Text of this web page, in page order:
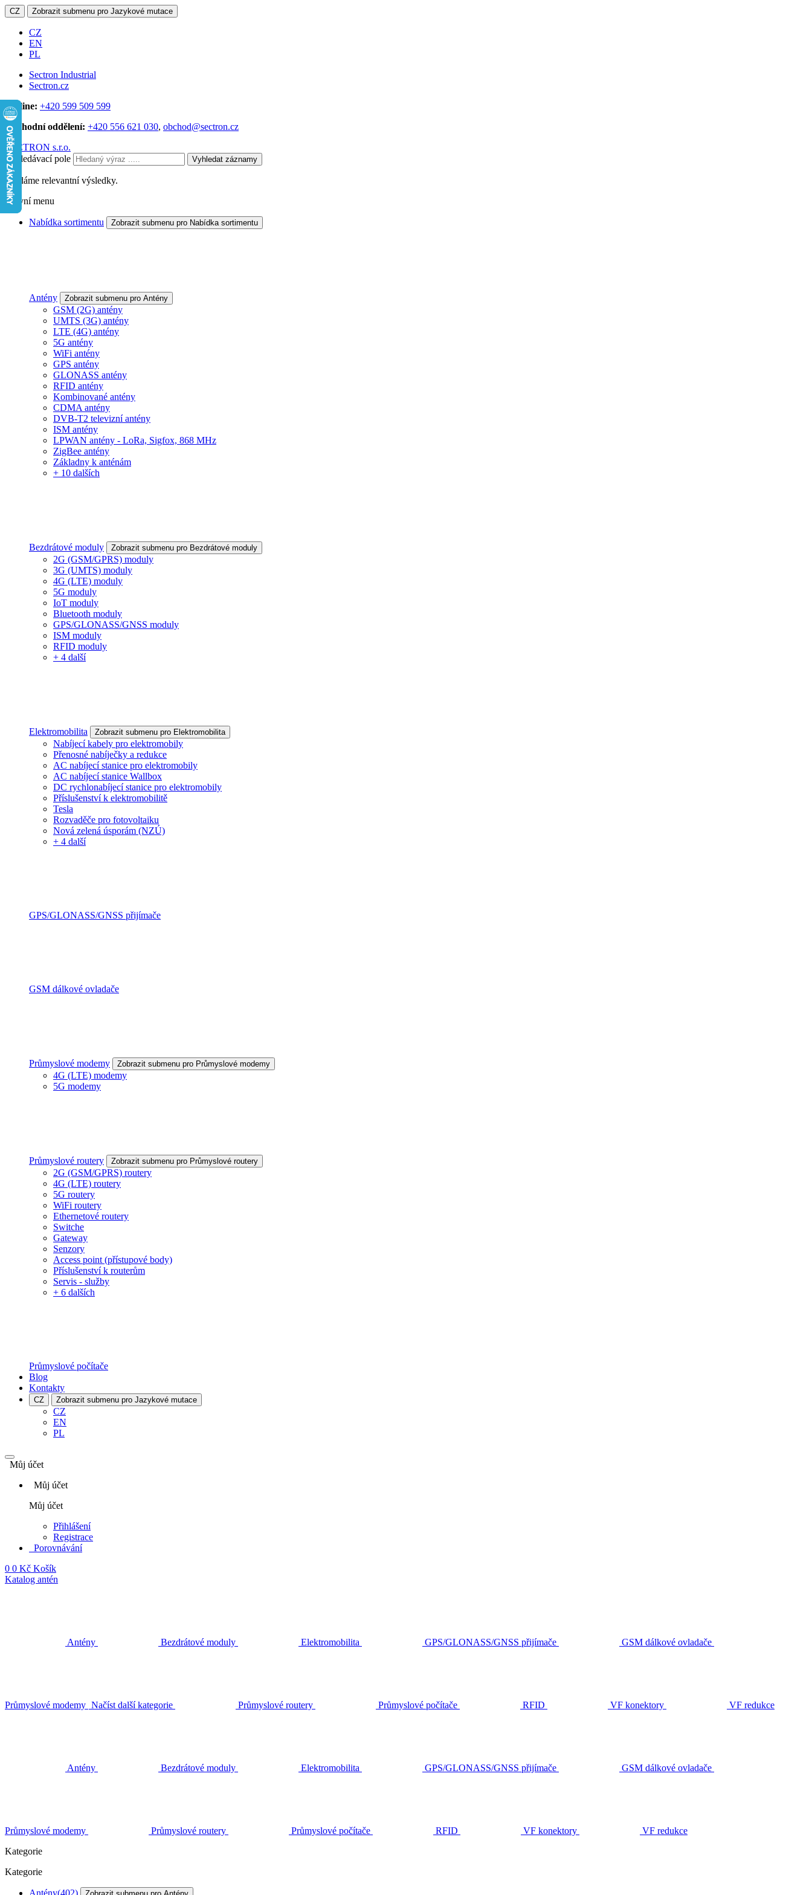
CZ Zobrazit submenu pro Jazykové mutace
CZ
EN
PL
Sectron Industrial
Sectron.cz
Hotline: +420 599 509 599
Obchodní oddělení: +420 556 621 030, obchod@sectron.cz
SECTRON s.r.o.
Vyhledávací pole
Vyhledat záznamy
Hledáme relevantní výsledky.
Hlavní menu
Nabídka sortimentu Zobrazit submenu pro Nabídka sortimentu
Antény Zobrazit submenu pro Antény
GSM (2G) antény
UMTS (3G) antény
LTE (4G) antény
5G antény
WiFi antény
GPS antény
GLONASS antény
RFID antény
Kombinované antény
CDMA antény
DVB-T2 televizní antény
ISM antény
LPWAN antény - LoRa, Sigfox, 868 MHz
ZigBee antény
Základny k anténám
+ 10 dalších
Bezdrátové moduly Zobrazit submenu pro Bezdrátové moduly
2G (GSM/GPRS) moduly
3G (UMTS) moduly
4G (LTE) moduly
5G moduly
IoT moduly
Bluetooth moduly
GPS/GLONASS/GNSS moduly
ISM moduly
RFID moduly
+ 4 další
Elektromobilita Zobrazit submenu pro Elektromobilita
Nabíjecí kabely pro elektromobily
Přenosné nabíječky a redukce
AC nabíjecí stanice pro elektromobily
AC nabíjecí stanice Wallbox
DC rychlonabíjecí stanice pro elektromobily
Příslušenství k elektromobilitě
Tesla
Rozvaděče pro fotovoltaiku
Nová zelená úsporám (NZÚ)
+ 4 další
GPS/GLONASS/GNSS přijímače
GSM dálkové ovladače
Průmyslové modemy Zobrazit submenu pro Průmyslové modemy
4G (LTE) modemy
5G modemy
Průmyslové routery Zobrazit submenu pro Průmyslové routery
2G (GSM/GPRS) routery
4G (LTE) routery
5G routery
WiFi routery
Ethernetové routery
Switche
Gateway
Senzory
Access point (přístupové body)
Příslušenství k routerům
Servis - služby
+ 6 dalších
Průmyslové počítače
Blog
Kontakty
CZ Zobrazit submenu pro Jazykové mutace
CZ
EN
PL
Můj účet
Můj účet
Můj účet
Přihlášení
Registrace
Porovnávání
0 0 Kč Košík
Katalog antén
Antény Bezdrátové moduly Elektromobilita GPS/GLONASS/GNSS přijímače GSM dálkové ovladače
Průmyslové modemy Načíst další kategorie Průmyslové routery Průmyslové počítače RFID VF konektory VF redukce
Antény Bezdrátové moduly Elektromobilita GPS/GLONASS/GNSS přijímače GSM dálkové ovladače
Průmyslové modemy Průmyslové routery Průmyslové počítače RFID VF konektory
VF redukce
Kategorie
Kategorie
Antény(402)